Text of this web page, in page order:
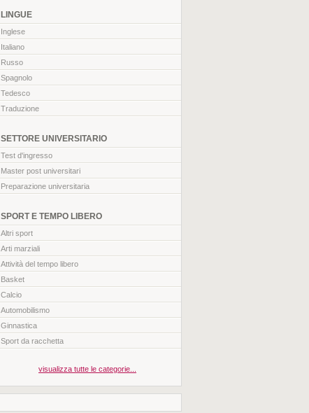
LINGUE
Inglese
Italiano
Russo
Spagnolo
Tedesco
Traduzione
SETTORE UNIVERSITARIO
Test d'ingresso
Master post universitari
Preparazione universitaria
SPORT E TEMPO LIBERO
Altri sport
Arti marziali
Attività del tempo libero
Basket
Calcio
Automobilismo
Ginnastica
Sport da racchetta
visualizza tutte le categorie...